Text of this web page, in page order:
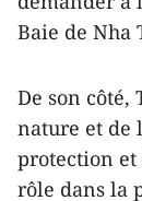
Baie de Nha
De son
nature et de
protection
rôle dans la